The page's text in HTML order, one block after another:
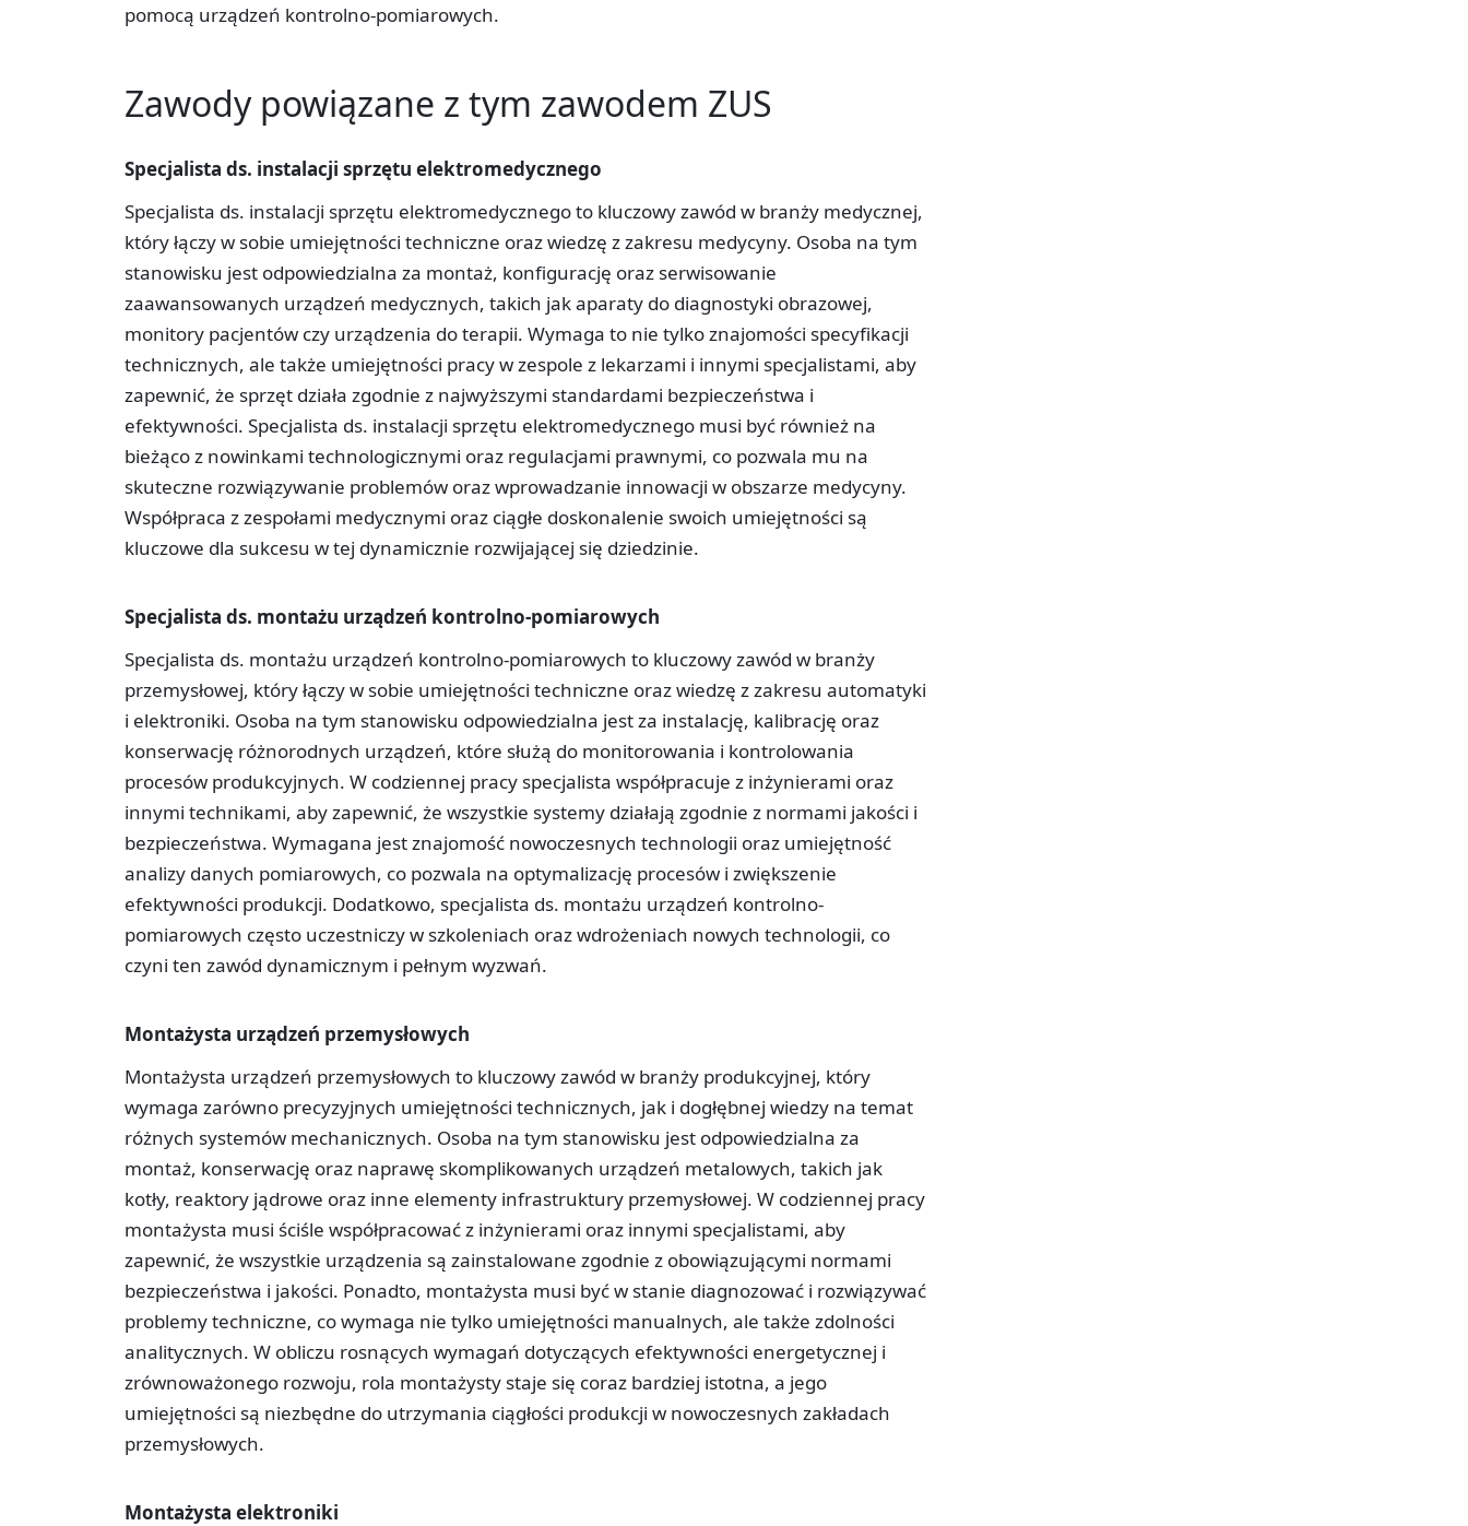
pomocą urządzeń kontrolno-pomiarowych.
Zawody powiązane z tym zawodem ZUS
Specjalista ds. instalacji sprzętu elektromedycznego
Specjalista ds. instalacji sprzętu elektromedycznego to kluczowy zawód w branży medycznej,
który łączy w sobie umiejętności techniczne oraz wiedzę z zakresu medycyny. Osoba na tym
stanowisku jest odpowiedzialna za montaż, konfigurację oraz serwisowanie
zaawansowanych urządzeń medycznych, takich jak aparaty do diagnostyki obrazowej,
monitory pacjentów czy urządzenia do terapii. Wymaga to nie tylko znajomości specyfikacji
technicznych, ale także umiejętności pracy w zespole z lekarzami i innymi specjalistami, aby
zapewnić, że sprzęt działa zgodnie z najwyższymi standardami bezpieczeństwa i
efektywności. Specjalista ds. instalacji sprzętu elektromedycznego musi być również na
bieżąco z nowinkami technologicznymi oraz regulacjami prawnymi, co pozwala mu na
skuteczne rozwiązywanie problemów oraz wprowadzanie innowacji w obszarze medycyny.
Współpraca z zespołami medycznymi oraz ciągłe doskonalenie swoich umiejętności są
kluczowe dla sukcesu w tej dynamicznie rozwijającej się dziedzinie.
Specjalista ds. montażu urządzeń kontrolno-pomiarowych
Specjalista ds. montażu urządzeń kontrolno-pomiarowych to kluczowy zawód w branży
przemysłowej, który łączy w sobie umiejętności techniczne oraz wiedzę z zakresu automatyki
i elektroniki. Osoba na tym stanowisku odpowiedzialna jest za instalację, kalibrację oraz
konserwację różnorodnych urządzeń, które służą do monitorowania i kontrolowania
procesów produkcyjnych. W codziennej pracy specjalista współpracuje z inżynierami oraz
innymi technikami, aby zapewnić, że wszystkie systemy działają zgodnie z normami jakości i
bezpieczeństwa. Wymagana jest znajomość nowoczesnych technologii oraz umiejętność
analizy danych pomiarowych, co pozwala na optymalizację procesów i zwiększenie
efektywności produkcji. Dodatkowo, specjalista ds. montażu urządzeń kontrolno-
pomiarowych często uczestniczy w szkoleniach oraz wdrożeniach nowych technologii, co
czyni ten zawód dynamicznym i pełnym wyzwań.
Montażysta urządzeń przemysłowych
Montażysta urządzeń przemysłowych to kluczowy zawód w branży produkcyjnej, który
wymaga zarówno precyzyjnych umiejętności technicznych, jak i dogłębnej wiedzy na temat
różnych systemów mechanicznych. Osoba na tym stanowisku jest odpowiedzialna za
montaż, konserwację oraz naprawę skomplikowanych urządzeń metalowych, takich jak
kotły, reaktory jądrowe oraz inne elementy infrastruktury przemysłowej. W codziennej pracy
montażysta musi ściśle współpracować z inżynierami oraz innymi specjalistami, aby
zapewnić, że wszystkie urządzenia są zainstalowane zgodnie z obowiązującymi normami
bezpieczeństwa i jakości. Ponadto, montażysta musi być w stanie diagnozować i rozwiązywać
problemy techniczne, co wymaga nie tylko umiejętności manualnych, ale także zdolności
analitycznych. W obliczu rosnących wymagań dotyczących efektywności energetycznej i
zrównoważonego rozwoju, rola montażysty staje się coraz bardziej istotna, a jego
umiejętności są niezbędne do utrzymania ciągłości produkcji w nowoczesnych zakładach
przemysłowych.
Montażysta elektroniki